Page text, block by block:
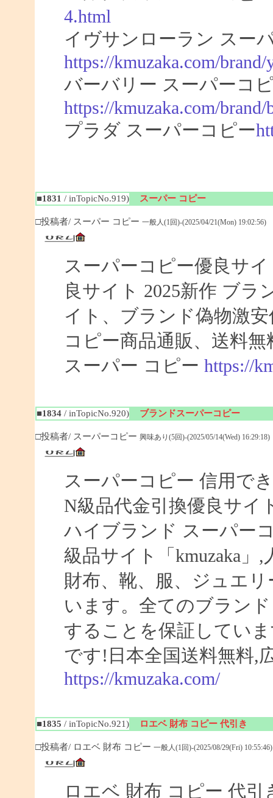
4.html
イヴサンローラン スー
https://kmuzaka.com/
バーバリー スーパーコ
https://kmuzaka.com/
プラダ スーパーコピー
■1831 / inTopicNo.919) スーパー コピー
□投稿者/ スーパー コピー 一般人(1回)-(2025/04/21(Mon) 19:02:56)
スーパーコピー優良サ
良サイト 2025新作 ブ
イト、ブランド偽物激
コピー商品通販、送料
スーパー コピー https://
■1834/ inTopicNo.920) ブランドスーパーコピー
□投稿者/ スーパーコピー 興味あり(5回)-(2025/05/14(Wed) 16:29:18)
スーパーコピー 信用で
N級品代金引換優良サイ
ハイブランド スーパー
級品サイト「kmuzaka」
財布、靴、服、ジュエ
います。全てのブラン
することを保証してい
です!日本全国送料無料,
https://kmuzaka.com/
■1835 / inTopicNo.921) ロエベ 財布 コピー 代引き
□投稿者/ ロエベ 財布 コピー 一般人(1回)-(2025/08/29(Fri) 10:55:46)
ロエベ 財布 コピー 代